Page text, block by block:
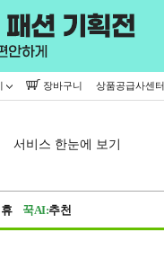
장바구니 상품공급사센터
서비스 한눈에 보기
꾹AI:추천